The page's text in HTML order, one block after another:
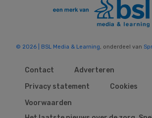
© 2026 | BSL Media & Learning, onderdeel van
Contact
Adverteren
Privacy statement
Cookies
Voorwaarden